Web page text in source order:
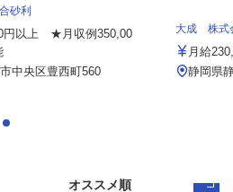
砂利
円以上 ★月収例350,00
中央区豊西町560
大成 株式
月給
静岡県